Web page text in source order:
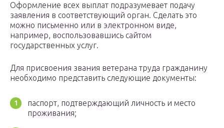
Оформление всех выплат подразумевает подачу
заявления в соответствующий орган. Сделать это
можно письменно или в электронном виде,
например, воспользовавшись сайтом
государственных услуг.
Для присвоения звания ветерана труда гражданину
необходимо представить следующие документы:
паспорт, подтверждающий личность и место
проживания;